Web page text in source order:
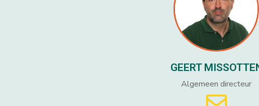
GEERT
Algemeen directeur